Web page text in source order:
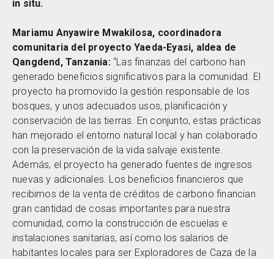
in situ.
Mariamu Anyawire Mwakilosa, coordinadora
comunitaria del proyecto Yaeda-Eyasi, aldea de
Qangdend, Tanzania:“Las finanzas del carbono han
generado beneficios significativos para la comunidad. El
proyecto ha promovido la gestión responsable de los
bosques, y unos adecuados usos, planificación y
conservación de las tierras. En conjunto, estas prácticas
han mejorado el entorno natural local y han colaborado
con la preservación de la vida salvaje existente.
Además, el proyecto ha generado fuentes de ingresos
nuevas y adicionales. Los beneficios financieros que
recibimos de la venta de créditos de carbono financian
gran cantidad de cosas importantes para nuestra
comunidad, como la construcción de escuelas e
instalaciones sanitarias, así como los salarios de
habitantes locales para ser Exploradores de Caza de la